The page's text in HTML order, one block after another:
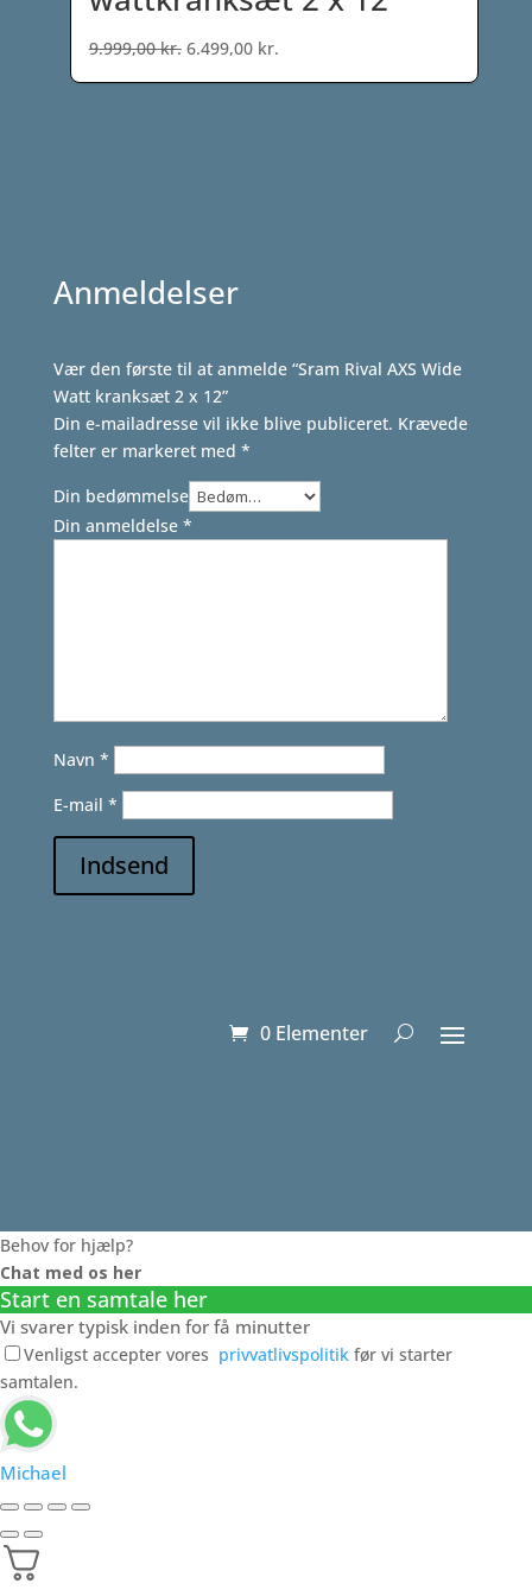
9.999,00kr. Den
oprindelige
6.499,00 kr.Den
aktuelle
Anmeldelser
Vær den første til at anmelde “Sram Rival AXS Wide
Watt kranksæt 2 x 12”
Din e-mailadresse vil ikke blive publiceret. Krævede
felter er markeret med *
Din bedømmelse
Din anmeldelse *
Navn *
E-mail *
Indsend
0 Elementer
Behov for hjælp?
Chat med os her
Start en samtale her
Vi svarer typisk inden for få minutter
Venligst accepter vores privvatlivspolitik før vi starter
samtalen.
Michael